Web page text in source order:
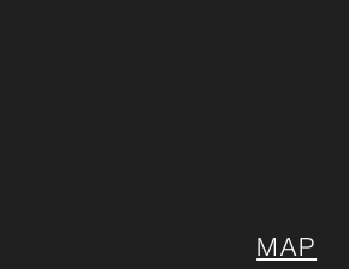
MAP